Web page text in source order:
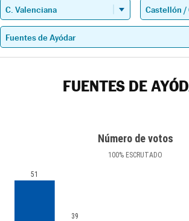
FUENTES DE
Número de votos
100% ESCRUTADO
51
39